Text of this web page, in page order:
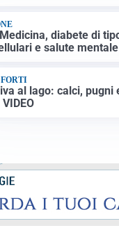
diabete di
e salute mentale
al lago: calci, pugni